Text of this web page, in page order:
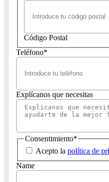
Código Postal
Teléfono*
Explícanos que necesitas
Consentimiento*
Acepto la política de
Name